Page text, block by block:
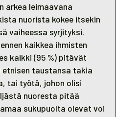
arkea leimaavana
nuorista kokee itsekin
vaiheessa syrjityksi.
kaikkea ihmisten
kaikki (95 %) pitävät
etnisen taustansa takia
tai työtä, johon olisi
nuoresta pitää
sukupuolta olevat voi